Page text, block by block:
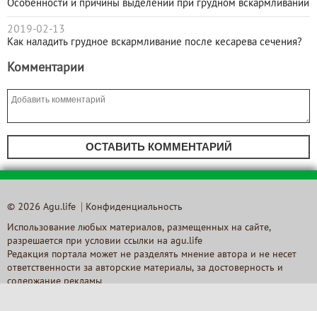
Особенности и причины выделений при грудном вскармливании
2019-02-13
Как наладить грудное вскармливание после кесарева сечения?
Комментарии
ОСТАВИТЬ КОММЕНТАРИЙ
© 2026 Agu.life Конфиденциальность
Использование любых материалов, размещенных на сайте,
разрешается при условии ссылки на agu.life
Редакция портала может не разделять мнение автора и не несет
ответственности за авторские материалы, за достоверность и
содержание рекламы